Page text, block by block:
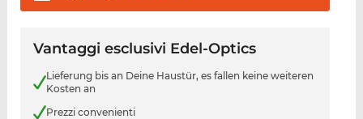
Vantaggi esclusivi Edel-Optics
Lieferung bis an Deine Haustür, es fallen keine weiteren
Kosten an
Prezzi convenienti